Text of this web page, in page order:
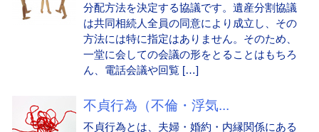
分配方法を決定する協議です。遺産分割協議
は共同相続人全員の同意により成立し、その
方法には特に指定はありません。そのため、
一堂に会しての会議の形をとることはもちろ
ん、電話会議や回覧 […]
不貞行為（不倫・浮気...
不貞行為とは、夫婦・婚約・内縁関係にある